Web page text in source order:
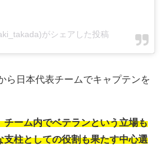
がシェアした投稿
ら日本代表チームでキャプテンを
チーム内でベテランという立場も
支柱としての役割も果たす中心選